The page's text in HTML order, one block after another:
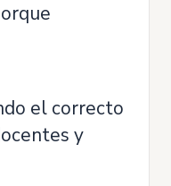
el correcto
y